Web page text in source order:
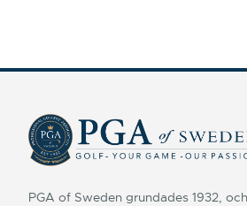
PGA of Sweden grundades 1932,